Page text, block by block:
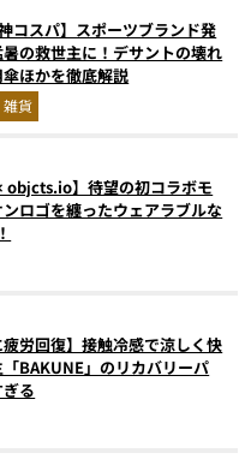
コスパ】スポーツブランド発
の救世主に！デサントの壊れ
ほかを徹底解説
雑貨
objcts.io】待望の初コラボモ
ロゴを纏ったウェアラブルな
疲労回復】接触冷感で涼しく快
BAKUNE」のリカバリーパ
る